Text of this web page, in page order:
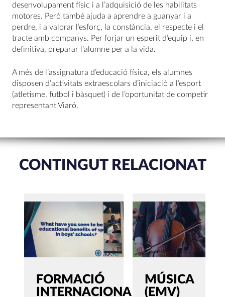
desenvolupament físic i a l’adquisició de les habilitats
motores. Però també ajuda a aprendre a guanyar i a
perdre, i a valorar l’esforç, la constància, el respecte i el
tracte amb companys. Per forjar un esperit d’equip i, en
definitiva, preparar l’alumne per a la vida.
A més de l’assignatura d’educació física, els alumnes
disposen d’activitats extraescolars d’iniciació a l’esport
(atletisme, futbol i bàsquet) i de l’oportunitat de competir
representant Viaró.
CONTINGUT RELACIONAT
FORMACIÓ
INTERNACIONAL
MÚSICA
(EMV)